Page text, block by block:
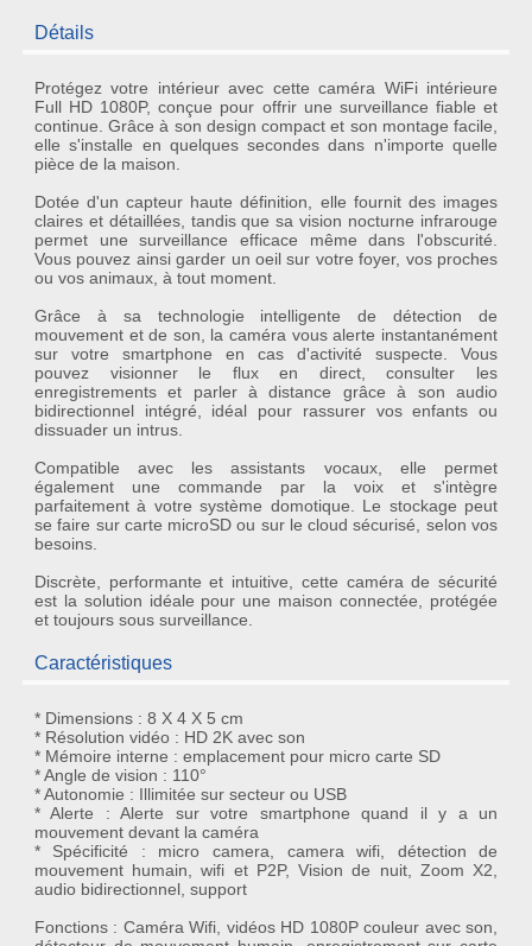
Détails
Protégez votre intérieur avec cettecaméra WiFi intérieure
Full HD 1080P, conçue pour offrir une surveillance fiable et
continue. Grâce à son design compact et son montage facile,
elle s'installe en quelques secondes dans n'importe quelle
pièce de la maison.
Dotée d'un capteur haute définition, elle fournit des images
claires et détaillées, tandis que savision nocturne infrarouge
permet une surveillance efficace même dans l'obscurité.
Vous pouvez ainsi garder un oeil sur votre foyer, vos proches
ou vos animaux, à tout moment.
Grâce à sa technologie intelligente dedétection de
mouvementet de son, la caméra vous alerte instantanément
sur votre smartphone en cas d'activité suspecte. Vous
pouvez visionner le flux en direct, consulter les
enregistrements et parler à distance grâce à sonaudio
bidirectionnelintégré, idéal pour rassurer vos enfants ou
dissuader un intrus.
Compatible avec les assistants vocaux, elle permet
également une commande par la voix et s'intègre
parfaitement à votre système domotique. Le stockage peut
se faire sur carte microSD ou sur le cloud sécurisé, selon vos
besoins.
Discrète, performante et intuitive, cette caméra de sécurité
est la solution idéale pour une maison connectée, protégée
et toujours sous surveillance.
Caractéristiques
* Dimensions : 8 X 4 X 5 cm
* Résolution vidéo : HD 2K avec son
* Mémoire interne : emplacement pour micro carte SD
* Angle de vision : 110°
* Autonomie : Illimitée sur secteur ou USB
* Alerte : Alerte sur votre smartphone quand il y a un
mouvement devant la caméra
* Spécificité : micro camera, camera wifi, détection de
mouvement humain, wifi et P2P, Vision de nuit, Zoom X2,
audio bidirectionnel, support
Fonctions : Caméra Wifi, vidéos HD 1080P couleur avec son,